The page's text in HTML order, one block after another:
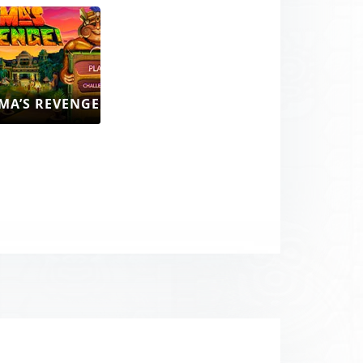
REVENGE